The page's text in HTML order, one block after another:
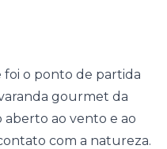
foi o ponto de partida
gourmet da
aberto ao vento e ao
com a natureza.